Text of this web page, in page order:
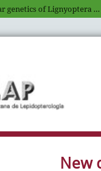
New data on distribution and molecular genetics of Lignyoptera fumidaria (Hübner, [1825]) (Lepidoptera: Geometridae)